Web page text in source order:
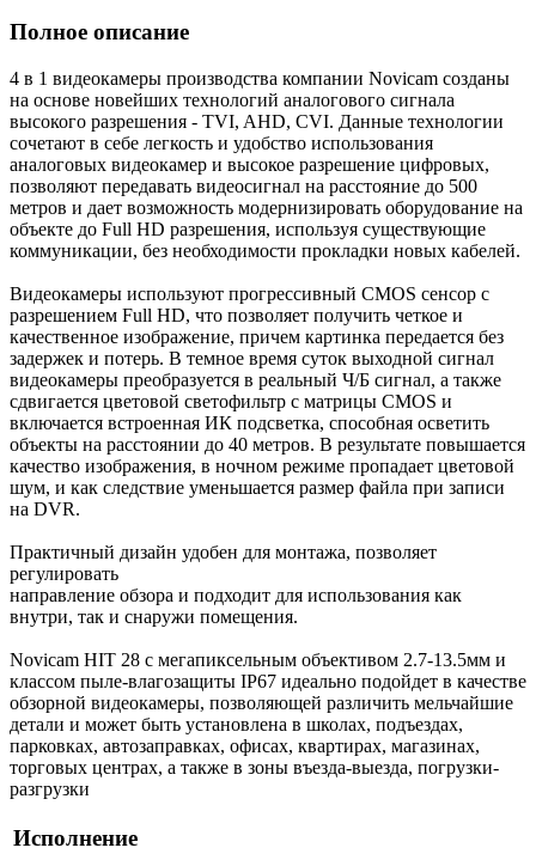
Полное описание
4 в 1 видеокамеры производства компании Novicam созданы
на основе новейших технологий аналогового сигнала
высокого разрешения - TVI, AHD, CVI. Данные технологии
сочетают в себе легкость и удобство использования
аналоговых видеокамер и высокое разрешение цифровых,
позволяют передавать видеосигнал на расстояние до 500
метров и дает возможность модернизировать оборудование на
объекте до Full HD разрешения, используя существующие
коммуникации, без необходимости прокладки новых кабелей.
Видеокамеры используют прогрессивный CMOS сенсор c
разрешением Full HD, что позволяет получить четкое и
качественное изображение, причем картинка передается без
задержек и потерь. В темное время суток выходной сигнал
видеокамеры преобразуется в реальный Ч/Б сигнал, а также
сдвигается цветовой светофильтр с матрицы CMOS и
включается встроенная ИК подсветка, способная осветить
объекты на расстоянии до 40 метров. В результате повышается
качество изображения, в ночном режиме пропадает цветовой
шум, и как следствие уменьшается размер файла при записи
на DVR.
Практичный дизайн удобен для монтажа, позволяет
регулировать
направление обзора и подходит для использования как
внутри, так и снаружи помещения.
Novicam HIT 28 с мегапиксельным объективом 2.7-13.5мм и
классом пыле-влагозащиты IP67 идеально подойдет в качестве
обзорной видеокамеры, позволяющей различить мельчайшие
детали и может быть установлена в школах, подъездах,
парковках, автозаправках, офисах, квартирах, магазинах,
торговых центрах, а также в зоны въезда-выезда, погрузки-
разгрузки
Исполнение